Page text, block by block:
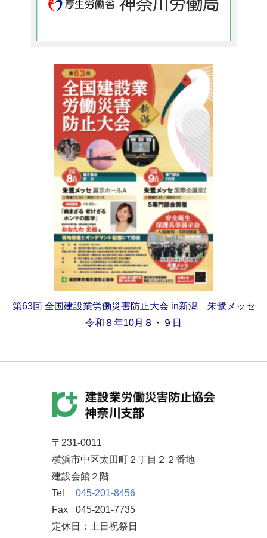
第63回 全国建設業労働災害防止大会 in新潟 朱鷺メッセ
令和８年10月８・９日
〒231-0011
横浜市中区太田町２丁目２２番地
建設会館２階
Tel
045-201-8456
Fax
045-201-7735
定休日：土日祝祭日